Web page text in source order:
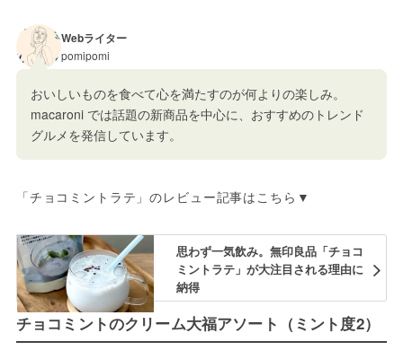
Webライター
pomipomi
おいしいものを食べて心を満たすのが何よりの楽しみ。
macaroni では話題の新商品を中心に、おすすめのトレンド
グルメを発信しています。
「チョコミントラテ」のレビュー記事はこちら▼
思わず一気飲み。無印良品「チョコ
ミントラテ」が大注目される理由に
納得
チョコミントのクリーム大福アソート（ミント度2）